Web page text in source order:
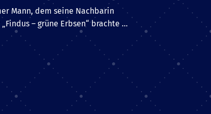
Mann, dem seine Nachbarin
– grüne Erbsen“ brachte …